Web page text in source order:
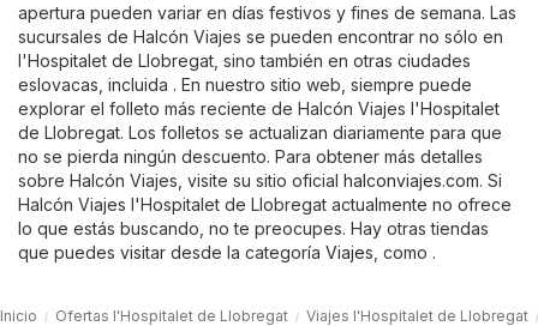
apertura pueden variar en días festivos y fines de semana. Las
sucursales de Halcón Viajes se pueden encontrar no sólo en
l'Hospitalet de Llobregat, sino también en otras ciudades
eslovacas, incluida . En nuestro sitio web, siempre puede
explorar el folleto más reciente de Halcón Viajes l'Hospitalet
de Llobregat. Los folletos se actualizan diariamente para que
no se pierda ningún descuento. Para obtener más detalles
sobre Halcón Viajes, visite su sitio oficial halconviajes.com. Si
Halcón Viajes l'Hospitalet de Llobregat actualmente no ofrece
lo que estás buscando, no te preocupes. Hay otras tiendas
que puedes visitar desde la categoría Viajes , como .
Inicio Ofertas l'Hospitalet de Llobregat Viajes l'Hospitalet de Llobregat